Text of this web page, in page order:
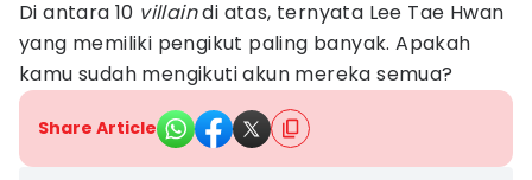
Di antara 10 villaindi atas, ternyata Lee Tae Hwan
yang memiliki pengikut paling banyak. Apakah
kamu sudah mengikuti akun mereka semua?
Share Article